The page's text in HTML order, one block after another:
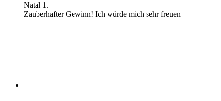
Natal 1.
Zauberhafter Gewinn! Ich würde mich sehr freuen